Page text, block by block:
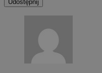
Udostępnij